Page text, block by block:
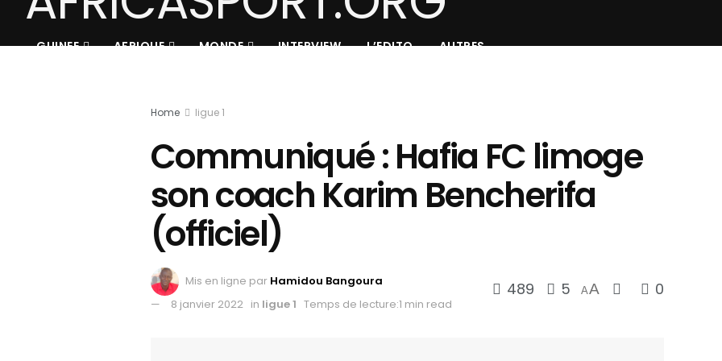
GUINEE AFRIQUE MONDE INTERVIEW L’EDITO AUTRES
Home ligue 1
Communiqué : Hafia FC limoge
son coach Karim Bencherifa
(officiel)
Mis en ligne par Hamidou Bangoura
8 janvier 2022 in ligue 1 Temps de lecture:1 min read
489 5 AA 0